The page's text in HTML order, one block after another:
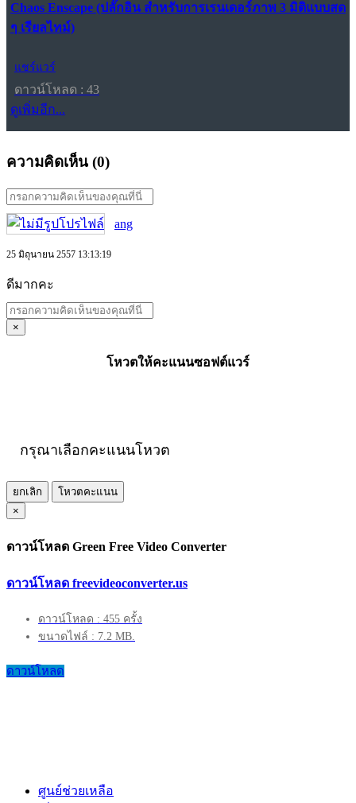
Chaos Enscape (ปลั๊กอิน สำหรับการเรนเดอร์ภาพ 3 มิติแบบสด
ๆ เรียลไทม์)
แชร์แวร์
ดาวน์โหลด : 43
ดูเพิ่มอีก...
ความคิดเห็น (0)
ang
25 มิถุนายน 2557 13:13:19
ดีมากคะ
×
โหวตให้คะแนนซอฟต์แวร์
กรุณาเลือกคะแนนโหวต
ยกเลิก
โหวตคะแนน
×
ดาวน์โหลด Green Free Video Converter
ดาวน์โหลด freevideoconverter.us
ดาวน์โหลด : 455 ครั้ง
ขนาดไฟล์ : 7.2 MB.
ดาวน์โหลด
ศูนย์ช่วยเหลือ